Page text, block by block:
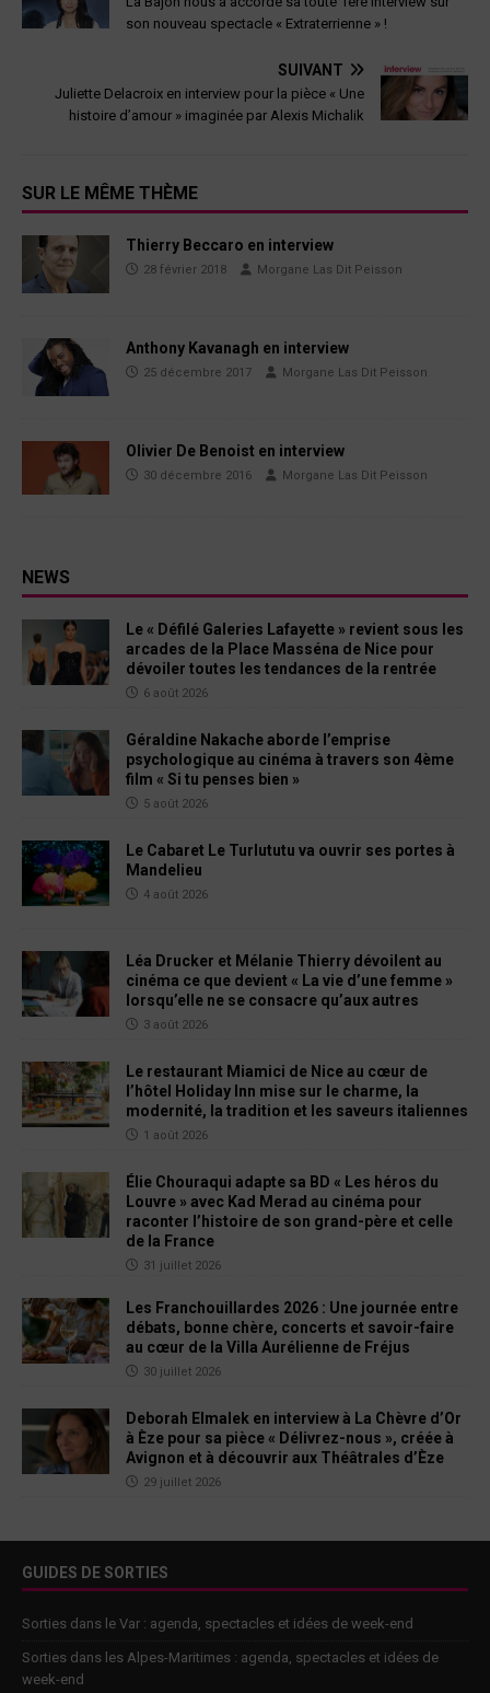
son nouveau spectacle « Extraterrienne » !
SUIVANT
Juliette Delacroix en interview pour la pièce « Une
histoire d’amour » imaginée par Alexis Michalik
SUR LE MÊME THÈME
Thierry Beccaro en interview
28 février 2018 Morgane Las Dit Peisson
Anthony Kavanagh en interview
25 décembre 2017 Morgane Las Dit Peisson
Olivier De Benoist en interview
30 décembre 2016 Morgane Las Dit Peisson
NEWS
Le « Défilé Galeries Lafayette » revient sous les
arcades de la Place Masséna de Nice pour
dévoiler toutes les tendances de la rentrée
6 août 2026
Géraldine Nakache aborde l’emprise
psychologique au cinéma à travers son 4ème
film « Si tu penses bien »
5 août 2026
Le Cabaret Le Turlututu va ouvrir ses portes à
Mandelieu
4 août 2026
Léa Drucker et Mélanie Thierry dévoilent au
cinéma ce que devient « La vie d’une femme »
lorsqu’elle ne se consacre qu’aux autres
3 août 2026
Le restaurant Miamici de Nice au cœur de
l’hôtel Holiday Inn mise sur le charme, la
modernité, la tradition et les saveurs italiennes
1 août 2026
Élie Chouraqui adapte sa BD « Les héros du
Louvre » avec Kad Merad au cinéma pour
raconter l’histoire de son grand-père et celle
de la France
31 juillet 2026
Les Franchouillardes 2026 : Une journée entre
débats, bonne chère, concerts et savoir-faire
au cœur de la Villa Aurélienne de Fréjus
30 juillet 2026
Deborah Elmalek en interview à La Chèvre d’Or
à Èze pour sa pièce « Délivrez-nous », créée à
Avignon et à découvrir aux Théâtrales d’Èze
29 juillet 2026
GUIDES DE SORTIES
Sorties dans le Var : agenda, spectacles et idées de week-end
Sorties dans les Alpes-Maritimes : agenda, spectacles et idées de
week-end